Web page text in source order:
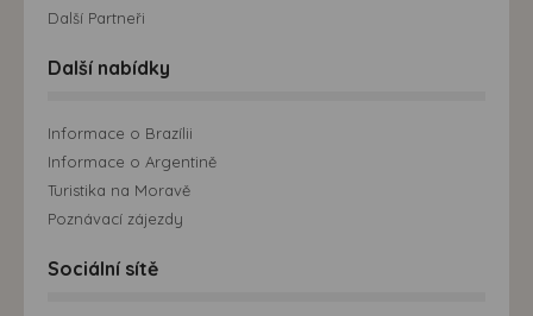
Další Partneři
Další nabídky
Informace o Brazílii
Informace o Argentině
Turistika na Moravě
Poznávací zájezdy
Sociální sítě